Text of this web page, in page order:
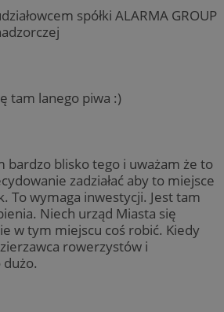
spółki ALARMA GROUP
tam lanego piwa :)
bardzo blisko tego i uważam że to
zadziałać aby to miejsce
To wymaga inwestycji. Jest tam
Niech urząd Miasta się
w tym miejscu coś robić. Kiedy
rowerzystów i
dużo.